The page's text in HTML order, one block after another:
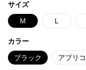
サイズ
M L
カラー
ブラック アプリ